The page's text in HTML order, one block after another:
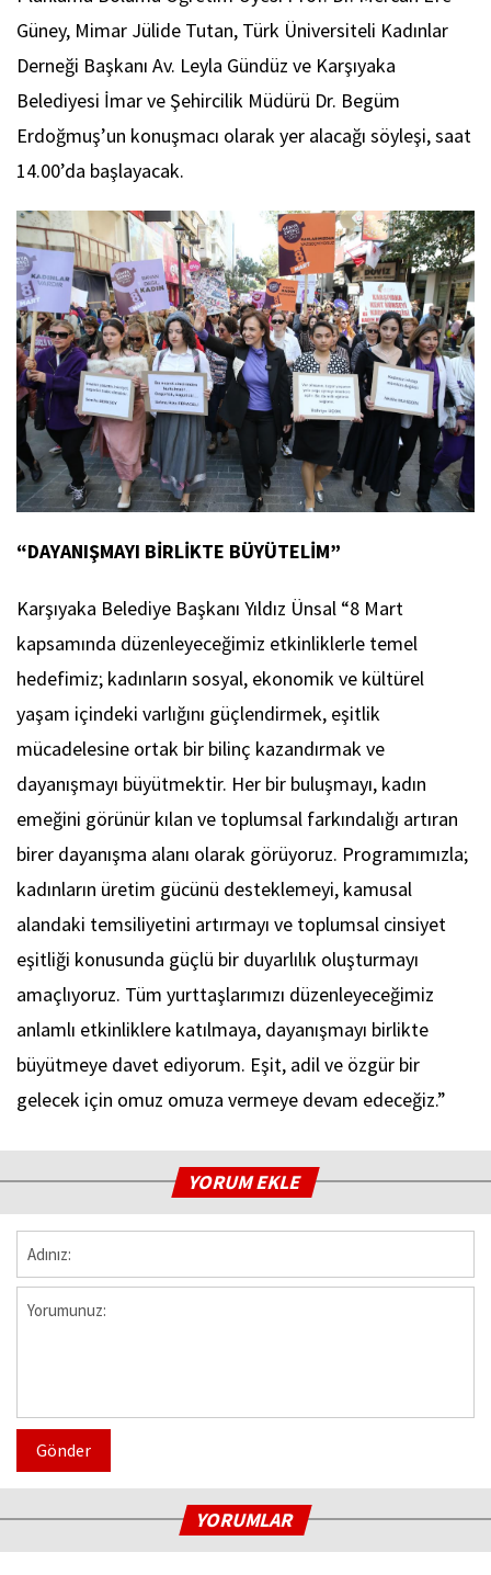
Güney, Mimar Jülide Tutan, Türk Üniversiteli Kadınlar
Derneği Başkanı Av. Leyla Gündüz ve Karşıyaka
Belediyesi İmar ve Şehircilik Müdürü Dr. Begüm
Erdoğmuş’un konuşmacı olarak yer alacağı söyleşi, saat
14.00’da başlayacak.
“DAYANIŞMAYI BİRLİKTE BÜYÜTELİM”
Karşıyaka Belediye Başkanı Yıldız Ünsal “8 Mart
kapsamında düzenleyeceğimiz etkinliklerle temel
hedefimiz; kadınların sosyal, ekonomik ve kültürel
yaşam içindeki varlığını güçlendirmek, eşitlik
mücadelesine ortak bir bilinç kazandırmak ve
dayanışmayı büyütmektir. Her bir buluşmayı, kadın
emeğini görünür kılan ve toplumsal farkındalığı artıran
birer dayanışma alanı olarak görüyoruz. Programımızla;
kadınların üretim gücünü desteklemeyi, kamusal
alandaki temsiliyetini artırmayı ve toplumsal cinsiyet
eşitliği konusunda güçlü bir duyarlılık oluşturmayı
amaçlıyoruz. Tüm yurttaşlarımızı düzenleyeceğimiz
anlamlı etkinliklere katılmaya, dayanışmayı birlikte
büyütmeye davet ediyorum. Eşit, adil ve özgür bir
gelecek için omuz omuza vermeye devam edeceğiz.”
YORUM EKLE
Gönder
YORUMLAR